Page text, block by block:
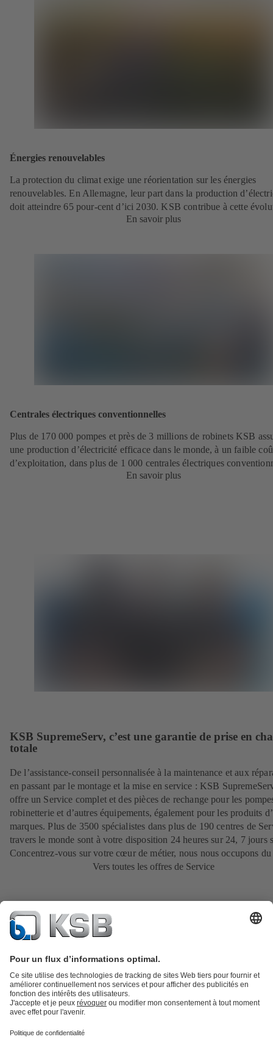
Énergies renouvelables
La protection du climat exige une réorientation sur les énergies
renouvelables. En Allemagne, leur part dans la production
doit atteindre 65 pour-cent d’ici 2030. KSB contribue à cette
En savoir plus
Centrales électriques conventionnelles
Plus de 170 000 pompes et près de 3 millions de robinets KSB
une production d’électricité efficace dans le monde, à un faible
d’exploitation, dans plus de 1 000 centrales électriques
En savoir plus
KSB SupremeServ, c’est une garantie de prise en
totale
De l’assistance-conseil personnalisée à la maintenance et aux
en passant par le montage et la mise en service : KSB
offre un Service complet et des pièces de rechange pour les
robinetterie et d’autres équipements, également pour les produits
marques. Plus de 3500 spécialistes dans plus de 190 centres de
travers le monde sont à votre disposition 24 heures sur 24, 7 jours
Concentrez-vous sur votre cœur de métier, nous nous occupons du
Vers toutes les offres de Service